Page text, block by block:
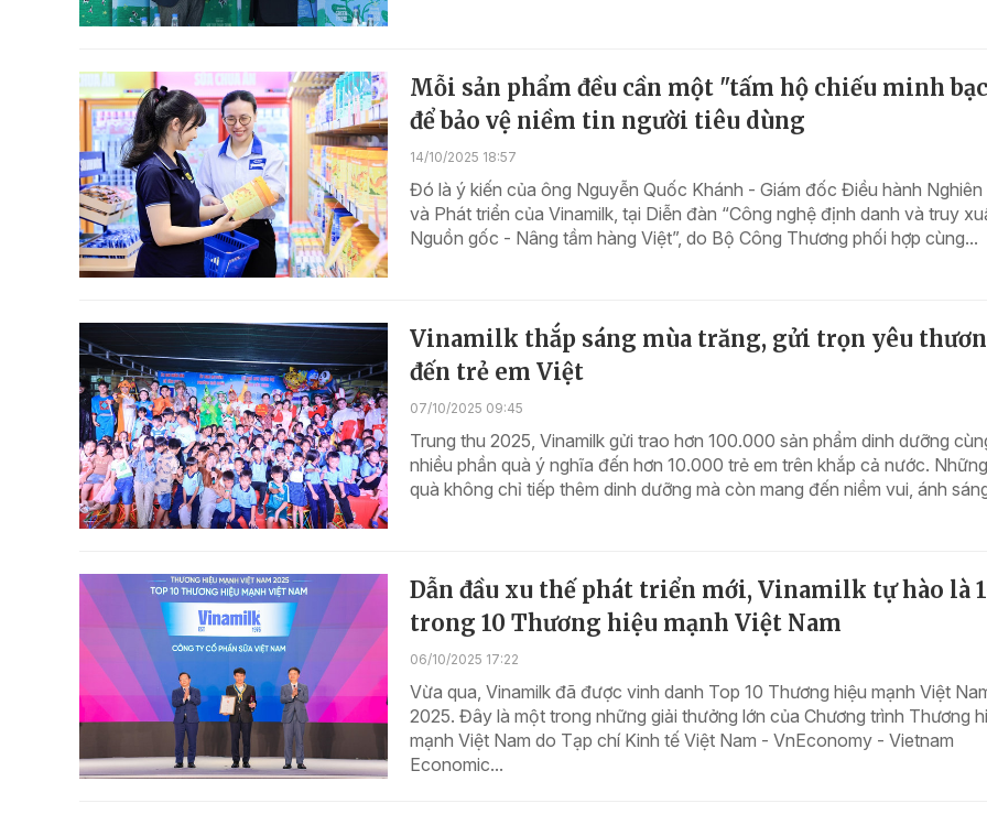
Mỗi sản phẩm đều cần một "tấm hộ chiếu minh
để bảo vệ niềm tin người tiêu dùng
14/10/2025 18:57
Đó là ý kiến của ông Nguyễn Quốc Khánh - Giám đốc Điều hành Nghiên
và Phát triển của Vinamilk, tại Diễn đàn “Công nghệ định danh và truy
Nguồn gốc - Nâng tầm hàng Việt”, do Bộ Công Thương phối hợp cùng...
Vinamilk thắp sáng mùa trăng, gửi trọn yêu
đến trẻ em Việt
07/10/2025 09:45
Trung thu 2025, Vinamilk gửi trao hơn 100.000 sản phẩm dinh dưỡng
nhiều phần quà ý nghĩa đến hơn 10.000 trẻ em trên khắp cả nước.
quà không chỉ tiếp thêm dinh dưỡng mà còn mang đến niềm vui, ánh
Dẫn đầu xu thế phát triển mới, Vinamilk tự hào là 1
trong 10 Thương hiệu mạnh Việt Nam
06/10/2025 17:22
Vừa qua, Vinamilk đã được vinh danh Top 10 Thương hiệu mạnh Việt
2025. Đây là một trong những giải thưởng lớn của Chương trình Thương
mạnh Việt Nam do Tạp chí Kinh tế Việt Nam - VnEconomy - Vietnam
Economic...